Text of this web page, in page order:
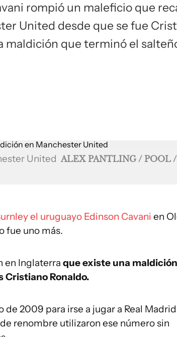
rompió un maleficio que
United desde que se fue
maldición que terminó el
United ALEX PANTLING / POOL /
el uruguayo Edinson Cavani en
fue uno más.
en Inglaterra que existe una maldición
Cristiano Ronaldo.
2009 para irse a jugar a Real
renombre utilizaron ese número sin